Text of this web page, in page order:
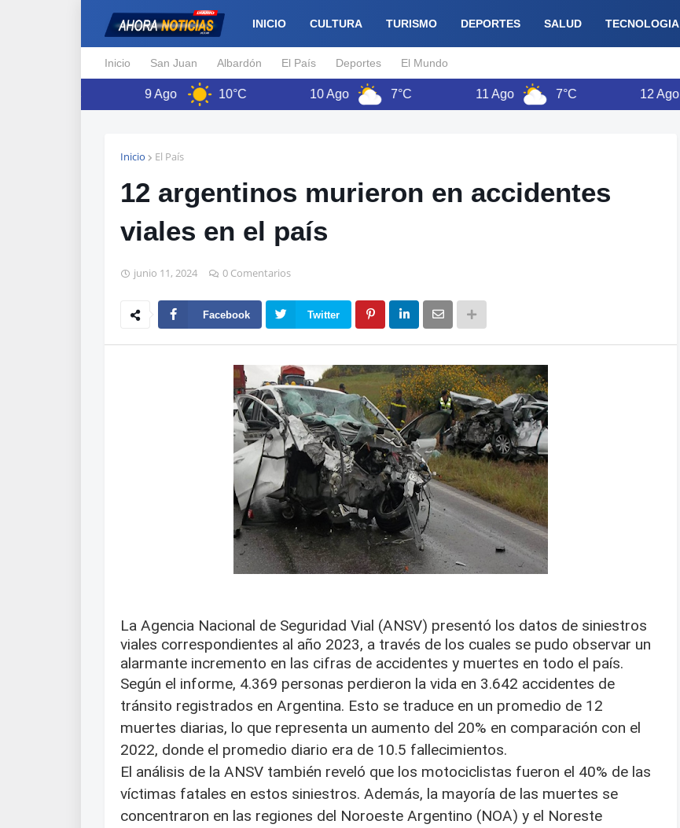
INICIO CULTURA TURISMO DEPORTES SALUD TECNOLOGIA
Inicio San Juan Albardón El País Deportes El Mundo
10°C 10 Ago 7°C 11 Ago 7°C 12 Ago
Inicio El País
12 argentinos murieron en accidentes
viales en el país
junio 11, 2024 0 Comentarios
Facebook Twitter
La Agencia Nacional de Seguridad Vial (ANSV) presentó los datos de siniestros
viales correspondientes al año 2023, a través de los cuales se pudo observar un
alarmante incremento en las cifras de accidentes y muertes en todo el país.
Según el informe, 4.369 personas perdieron la vida en 3.642 accidentes de
tránsito registrados en Argentina. Esto se traduce en un promedio de 12
muertes diarias, lo que representa un aumento del 20% en comparación con el
2022, donde el promedio diario era de 10.5 fallecimientos.
El análisis de la ANSV también reveló que los motociclistas fueron el 40% de las
víctimas fatales en estos siniestros. Además, la mayoría de las muertes se
concentraron en las regiones del Noroeste Argentino (NOA) y el Noreste